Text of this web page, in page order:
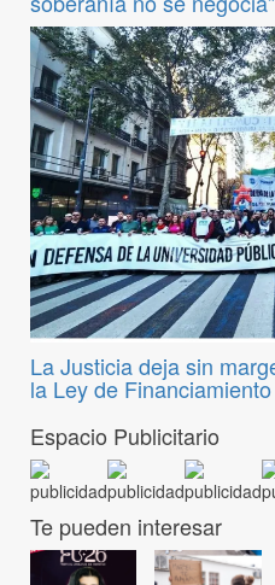
La Justicia deja sin
la Ley de
Espacio Publicitario
Te pueden interesar